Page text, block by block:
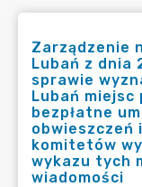
Zarządzenie
Lubań z dnia
sprawie
Lubań miejsc
bezpłatne
obwieszczeń
komitetów
wykazu tych
wiadomości